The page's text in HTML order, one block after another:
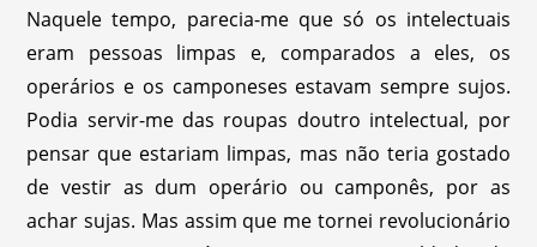
Naquele tempo, parecia-me que só os intelectuais
eram pessoas limpas e, comparados a eles, os
operários e os camponeses estavam sempre sujos.
Podia servir-me das roupas doutro intelectual, por
pensar que estariam limpas, mas não teria gostado
de vestir as dum operário ou camponês, por as
achar sujas. Mas assim que me tornei revolucionário